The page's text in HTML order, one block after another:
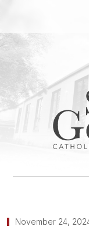
November 24,